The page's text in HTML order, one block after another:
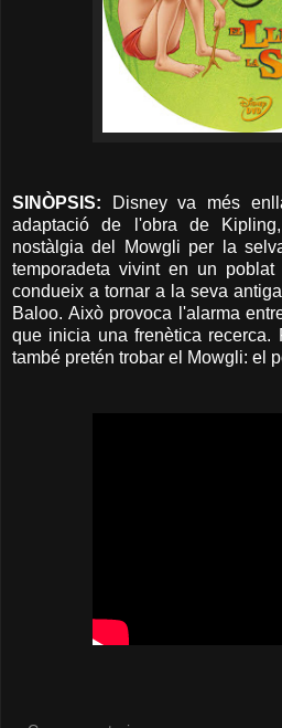
SINÒPSIS:
Disney va més
adaptació de l'obra de
nostàlgia del Mowgli per la
temporadeta vivint en un
condueix a tornar a la seva
Baloo. Això provoca l'alarma
que inicia una frenètica recerca.
també pretén trobar el Mowgli: el